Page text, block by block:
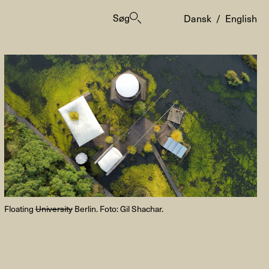
Søg Dansk / English
FloatingUniversityBerlin. Foto: Gil Shachar.